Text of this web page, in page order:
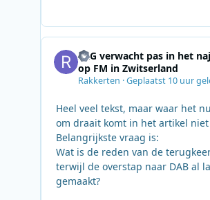
SRG verwacht pas in het
op FM in Zwitserland
Rakkerten ·Geplaatst 10 uur
Heel veel tekst, maar waar het
om draait komt in het artikel
Belangrijkste vraag is:
Wat is de reden van de
terwijl de overstap naar DAB al
gemaakt?